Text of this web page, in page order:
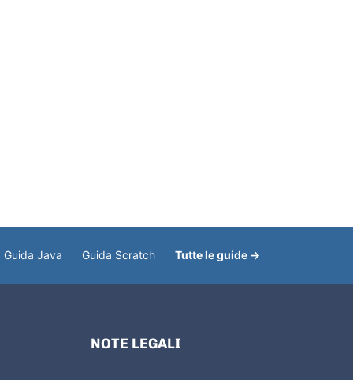
Guida Java Guida Scratch Tutte le guide →
NOTE LEGALI